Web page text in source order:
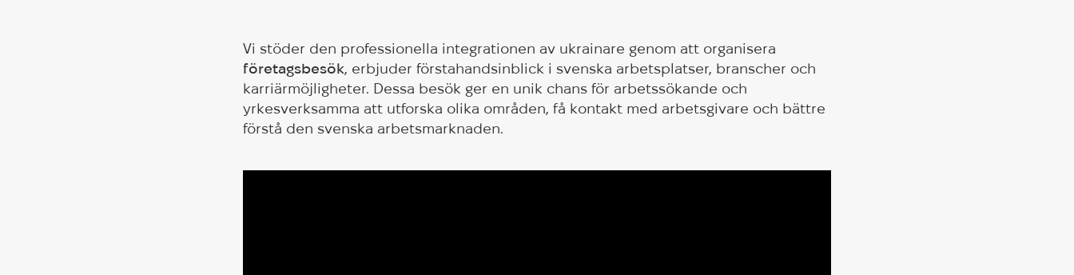
Vi stöder den professionella integrationen av ukrainare genom att organisera
företagsbesök , erbjuder förstahandsinblick i svenska arbetsplatser, branscher och
karriärmöjligheter. Dessa besök ger en unik chans för arbetssökande och
yrkesverksamma att utforska olika områden, få kontakt med arbetsgivare och bättre
förstå den svenska arbetsmarknaden.